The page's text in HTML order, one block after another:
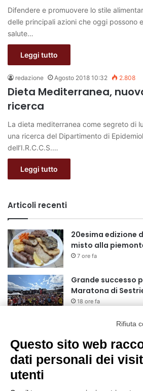
Difendere e promuovere lo stile
delle principali azioni che oggi possono
salute…
Leggi tutto
redazione Agosto 2018 10:32 2.808
Dieta Mediterranea,
ricerca
La dieta mediterranea come segreto di
una ricerca del Dipartimento di
dell’I.R.C.C.S.…
Leggi tutto
Articoli recenti
20esima edizione
misto alla
7 ore fa
Grande successo
Maratona di
18 ore fa
Basket Torino: gli
agosto
1 giorno fa
Rifiuta
Questo sito web
dati personali dei
utenti